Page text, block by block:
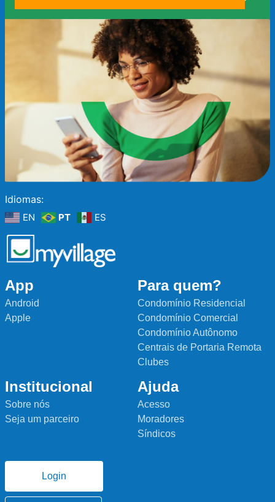
Idiomas:
EN PT ES
App
Android
Apple
Para quem?
Condomínio Residencial
Condomínio Comercial
Condomínio Autônomo
Centrais de Portaria Remota
Clubes
Institucional
Sobre nós
Seja um parceiro
Ajuda
Acesso
Moradores
Síndicos
Login